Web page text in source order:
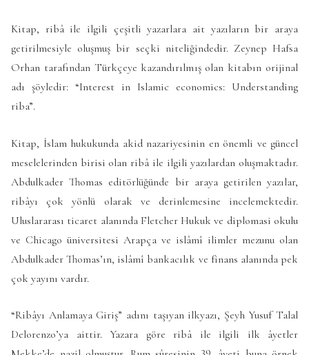
Kitap, ribâ ile ilgili çeşitli yazarlara ait yazıların bir araya
getirilmesiyle oluşmuş bir seçki niteliğindedir. Zeynep Hafsa
Orhan tarafından Türkçeye kazandırılmış olan kitabın orijinal
adı şöyledir: “Interest in Islamic economics: Understanding
riba”.
Kitap, İslam hukukunda akid nazariyesinin en önemli ve güncel
meselelerinden birisi olan ribâ ile ilgili yazılardan oluşmaktadır.
Abdulkader Thomas editörlüğünde bir araya getirilen yazılar,
ribâyı çok yönlü olarak ve derinlemesine incelemektedir.
Uluslararası ticaret alanında Fletcher Hukuk ve diplomasi okulu
ve Chicago üniversitesi Arapça ve islâmî ilimler mezunu olan
Abdulkader Thomas’ın, islâmî bankacılık ve finans alanında pek
çok yayını vardır.
“Ribâyı Anlamaya Giriş” adını taşıyan ilkyazı, Şeyh Yusuf Talal
Delorenzo’ya aittir. Yazara göre ribâ ile ilgili ilk âyetler